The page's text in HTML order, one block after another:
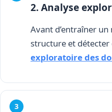
2. Analyse
Avant d’entraîner
structure et détecter
exploratoire des